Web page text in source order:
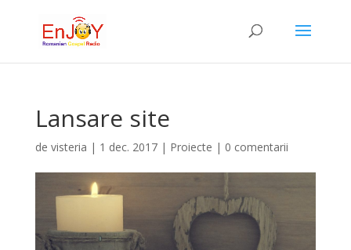
Lansare site
de visteria | 1 dec. 2017| Proiecte | 0 comentarii